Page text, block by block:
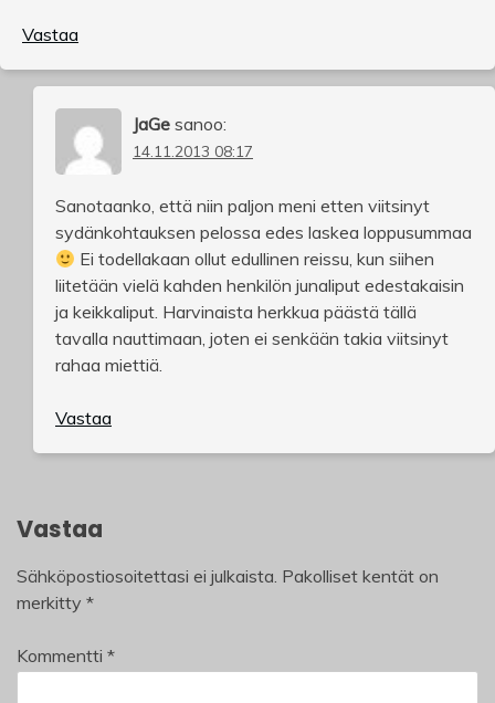
Vastaa
JaGe sanoo:
14.11.2013 08:17
Sanotaanko, että niin paljon meni etten viitsinyt
sydänkohtauksen pelossa edes laskea loppusummaa
Ei todellakaan ollut edullinen reissu, kun siihen
liitetään vielä kahden henkilön junaliput edestakaisin
ja keikkaliput. Harvinaista herkkua päästä tällä
tavalla nauttimaan, joten ei senkään takia viitsinyt
rahaa miettiä.
Vastaa
Vastaa
Sähköpostiosoitettasi ei julkaista. Pakolliset kentät on
merkitty *
Kommentti *